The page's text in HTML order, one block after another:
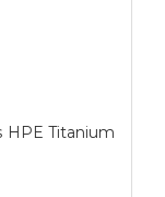
HPE Titanium